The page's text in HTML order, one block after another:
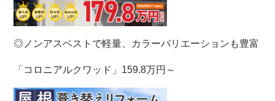
◎ノンアスベストで軽量、カラーバリエーションも豊富
「コロニアルクワッド」159.8万円～